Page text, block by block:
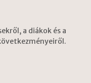
a diákok és a